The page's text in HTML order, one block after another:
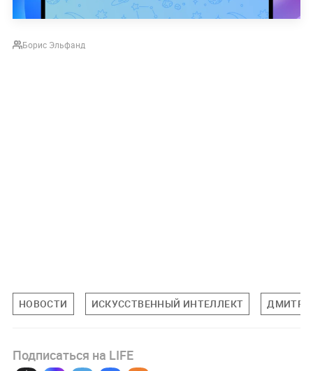
Борис Эльфанд
НОВОСТИ ИСКУССТВЕННЫЙ ИНТЕЛЛЕКТ
Подписаться на LIFE